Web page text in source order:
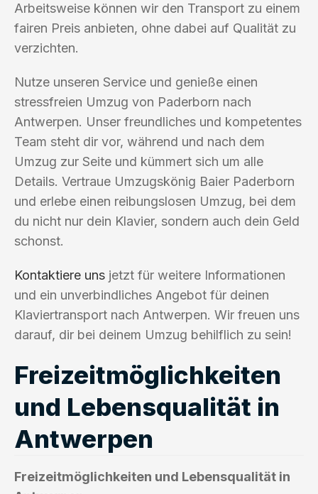
Arbeitsweise können wir den Transport zu einem
fairen Preis anbieten, ohne dabei auf Qualität zu
verzichten.
Nutze unseren Service und genieße einen
stressfreien Umzug von Paderborn nach
Antwerpen. Unser freundliches und kompetentes
Team steht dir vor, während und nach dem
Umzug zur Seite und kümmert sich um alle
Details. Vertraue Umzugskönig Baier Paderborn
und erlebe einen reibungslosen Umzug, bei dem
du nicht nur dein Klavier, sondern auch dein Geld
schonst.
Kontaktiere uns jetzt für weitere Informationen
und ein unverbindliches Angebot für deinen
Klaviertransport nach Antwerpen. Wir freuen uns
darauf, dir bei deinem Umzug behilflich zu sein!
Freizeitmöglichkeiten
und Lebensqualität in
Antwerpen
Freizeitmöglichkeiten und Lebensqualität in